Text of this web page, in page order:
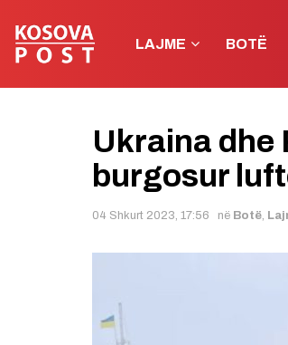
LAJME BOTË
Ukraina dhe
burgosur
04 Shkurt 2023, 17:56 në Botë,